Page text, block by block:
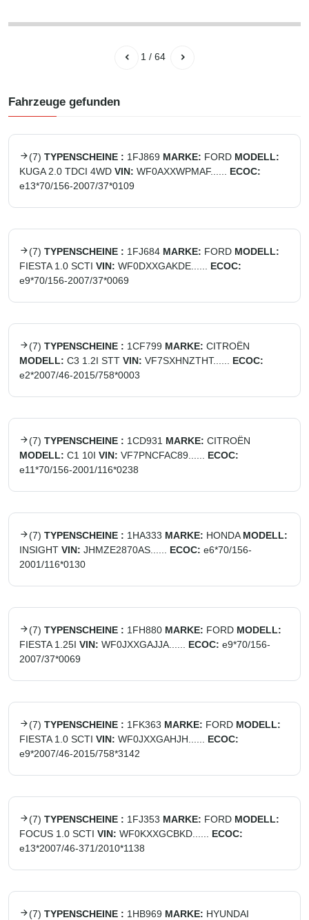
1 / 64
Fahrzeuge gefunden
(7) TYPENSCHEINE : 1FJ869 MARKE: FORD MODELL:
KUGA 2.0 TDCI 4WD VIN: WF0AXXWPMAF......
ECOC:
e13*70/156-2007/37*0109
(7) TYPENSCHEINE : 1FJ684 MARKE: FORD MODELL:
FIESTA 1.0 SCTI VIN: WF0DXXGAKDE......
ECOC:
e9*70/156-2007/37*0069
(7) TYPENSCHEINE : 1CF799 MARKE: CITROËN
MODELL: C3 1.2I STT VIN: VF7SXHNZTHT......
ECOC:
e2*2007/46-2015/758*0003
(7) TYPENSCHEINE : 1CD931 MARKE: CITROËN
MODELL: C1 10I VIN: VF7PNCFAC89......
ECOC:
e11*70/156-2001/116*0238
(7) TYPENSCHEINE : 1HA333 MARKE: HONDA MODELL:
INSIGHT VIN: JHMZE2870AS...... ECOC: e6*70/156-
2001/116*0130
(7) TYPENSCHEINE : 1FH880 MARKE: FORD MODELL:
FIESTA 1.25I VIN: WF0JXXGAJJA...... ECOC: e9*70/156-
2007/37*0069
(7) TYPENSCHEINE : 1FK363 MARKE: FORD MODELL:
FIESTA 1.0 SCTI VIN: WF0JXXGAHJH......
ECOC:
e9*2007/46-2015/758*3142
(7) TYPENSCHEINE : 1FJ353 MARKE: FORD MODELL:
FOCUS 1.0 SCTI VIN: WF0KXXGCBKD......
ECOC:
e13*2007/46-371/2010*1138
(7) TYPENSCHEINE : 1HB969 MARKE: HYUNDAI